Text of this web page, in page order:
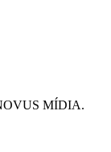
MÍDIA.